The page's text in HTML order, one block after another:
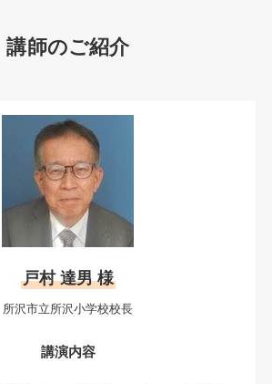
講師のご紹介
戸村 達男 様
所沢市立所沢小学校校長
講演内容